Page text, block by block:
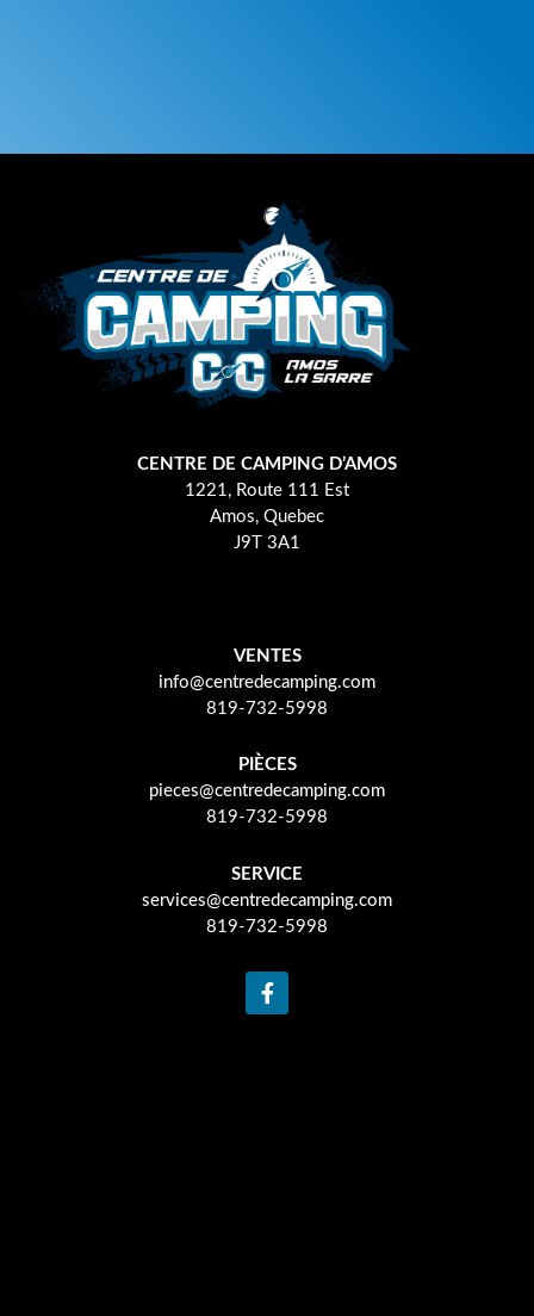
CENTRE DE CAMPING D’AMOS
1221, Route 111 Est
Amos, Quebec
J9T 3A1
VENTES
info@centredecamping.com
819-732-5998
PIÈCES
pieces@centredecamping.com
819-732-5998
SERVICE
services@centredecamping.com
819-732-5998
F